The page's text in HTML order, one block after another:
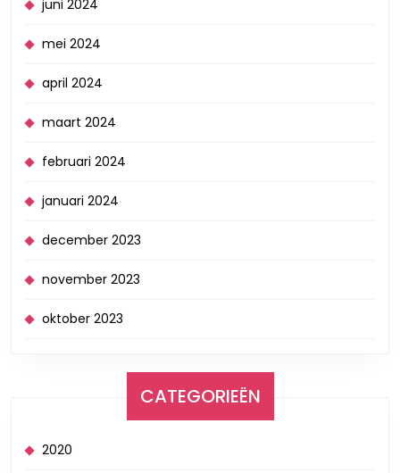
juni 2024
mei 2024
april 2024
maart 2024
februari 2024
januari 2024
december 2023
november 2023
oktober 2023
CATEGORIEËN
2020